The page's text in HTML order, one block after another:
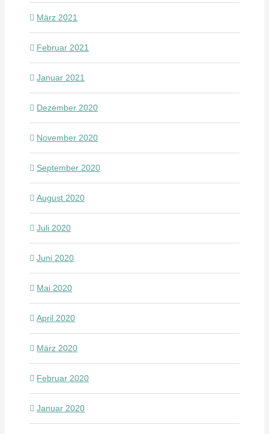
März 2021
Februar 2021
Januar 2021
Dezember 2020
November 2020
September 2020
August 2020
Juli 2020
Juni 2020
Mai 2020
April 2020
März 2020
Februar 2020
Januar 2020